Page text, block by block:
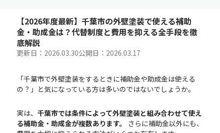
【2026年度最新】千葉市の外壁塗装で使える補助
金・助成金は？代替制度と費用を抑える全手段を徹
底解説
更新日： 2026.03.30公開日： 2026.03.17
「千葉市で外壁塗装をするときに補助金や助成金は使える
の？」と気になっている方は多いのではないでしょうか。
実は、 千葉市では条件によって外壁塗装と組み合わせて使え
る補助金・助成金が複数あります。
さらに補助金以外にも、